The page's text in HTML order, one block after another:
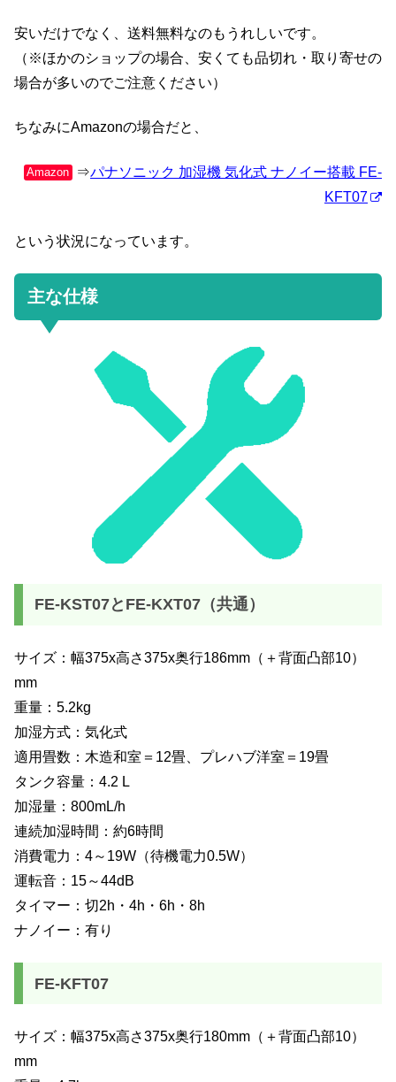
安いだけでなく、送料無料なのもうれしいです。
（※ほかのショップの場合、安くても品切れ・取り寄せの
場合が多いのでご注意ください）
ちなみにAmazonの場合だと、
Amazon ⇒パナソニック 加湿機 気化式 ナノイー搭載 FE-
KFT07
という状況になっています。
主な仕様
FE-KST07とFE-KXT07（共通）
サイズ：幅375x高さ375x奥行186mm（＋背面凸部10）
mm
重量：5.2kg
加湿方式：気化式
適用畳数：木造和室＝12畳、プレハブ洋室＝19畳
タンク容量：4.2 L
加湿量：800mL/h
連続加湿時間：約6時間
消費電力：4～19W（待機電力0.5W）
運転音：15～44dB
タイマー：切2h・4h・6h・8h
ナノイー：有り
FE-KFT07
サイズ：幅375x高さ375x奥行180mm（＋背面凸部10）
mm